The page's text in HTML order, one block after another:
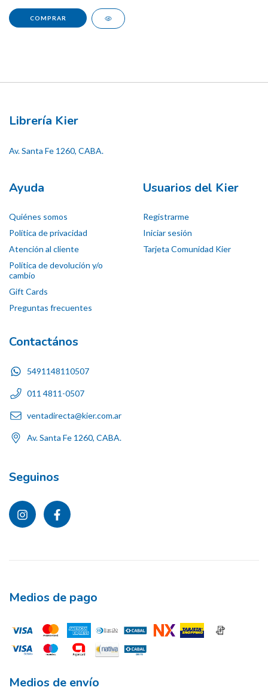
Librería Kier
Av. Santa Fe 1260, CABA.
Ayuda
Quiénes somos
Política de privacidad
Atención al cliente
Política de devolución y/o
cambio
Gift Cards
Preguntas frecuentes
Usuarios del Kier
Registrarme
Iniciar sesión
Tarjeta Comunidad Kier
Contactános
5491148110507
011 4811-0507
ventadirecta@kier.com.ar
Av. Santa Fe 1260, CABA.
Seguinos
Medios de pago
Medios de envío